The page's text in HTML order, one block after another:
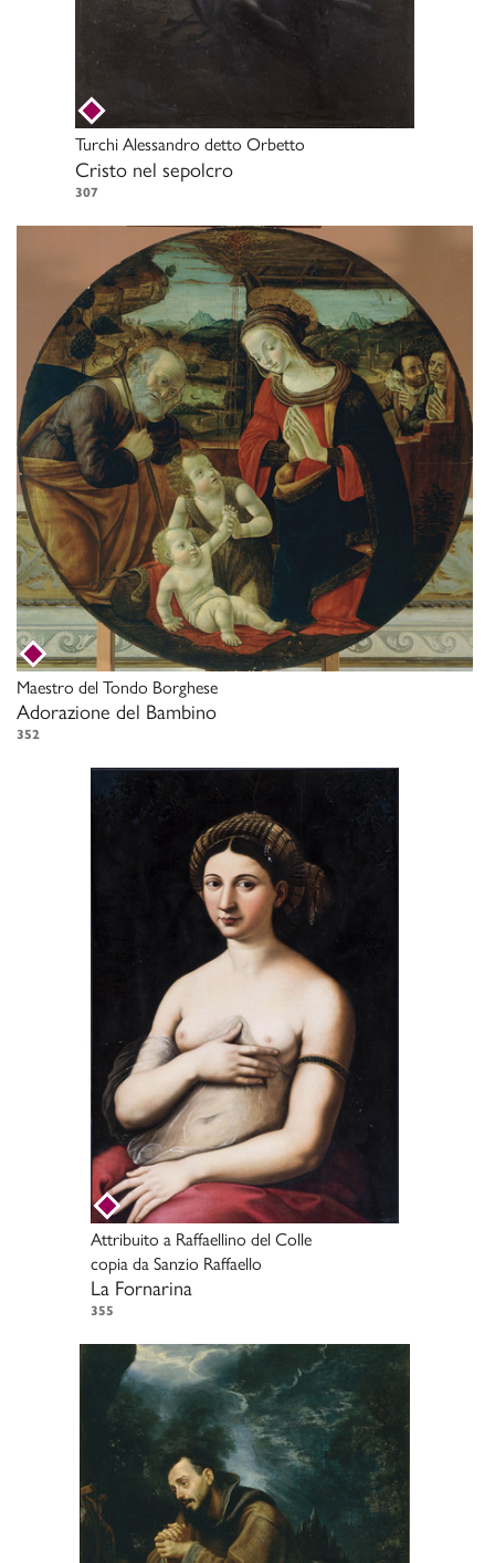
Turchi Alessandro detto Orbetto
Cristo nel sepolcro
307
Maestro del Tondo Borghese
Adorazione del Bambino
352
Attribuito a Raffaellino del Colle
copia da Sanzio Raffaello
La Fornarina
355